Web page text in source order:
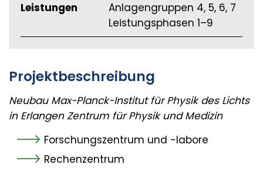
Leistungen
Anlagengruppen 4, 5, 6, 7
Leistungsphasen 1–9
Projektbeschreibung
Neubau Max-Planck-Institut für Physik des Lichts
in Erlangen Zentrum für Physik und Medizin
Forschungszentrum und -labore
Rechenzentrum